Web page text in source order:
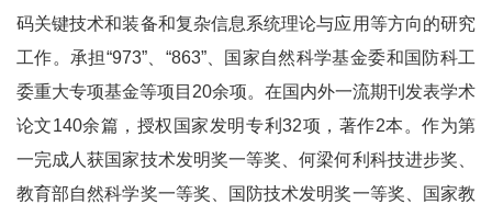
码关键技术和装备和复杂信息系统理论与应用等方向的研究
工作。承担“973”、“863”、国家自然科学基金委和国防科工
委重大专项基金等项目20余项。在国内外一流期刊发表学术
论文140余篇，授权国家发明专利32项，著作2本。作为第
一完成人获国家技术发明奖一等奖、何梁何利科技进步奖、
教育部自然科学奖一等奖、国防技术发明奖一等奖、国家教